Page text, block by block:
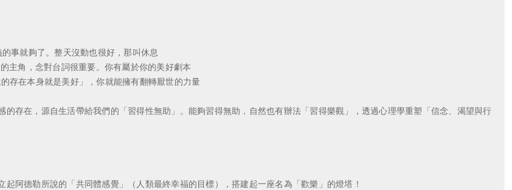
就夠了。整天沒動也很好，那叫休息
角，念對台詞很重要。你有屬於你的美好劇本
在本身就是美好」，你就能擁有翻轉厭世的力量
在，源自生活帶給我們的「習得性無助」。能夠習得無助，自然也有辦法「習得樂觀」，透過心理學重塑「信念、渴望與行
德勒所說的「共同體感覺」（人類最終幸福的目標），搭建起一座名為「歡樂」的燈塔！